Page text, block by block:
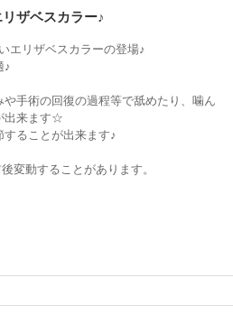
ザベスカラー♪
エリザベスカラーの登場♪
♪
手術の回復の過程等で舐めたり、噛ん
出来ます☆
ることが出来ます♪
変動することがあります。